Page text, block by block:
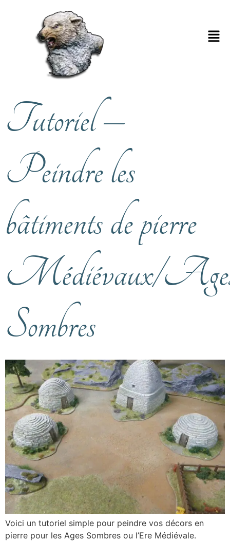
Tutoriel –
Peindre les
bâtiments de pierre
Médiévaux/
Sombres
Voici un tutoriel simple pour peindre vos décors en
pierre pour les Ages Sombres ou l’Ere Médiévale.